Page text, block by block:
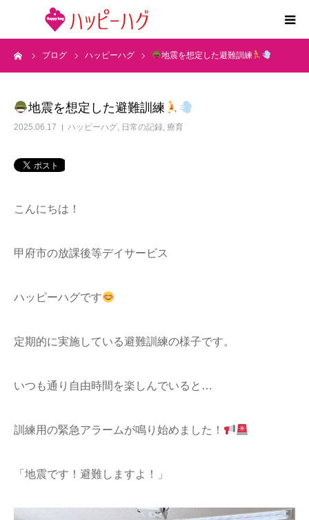
ブログ ハッピーハグ 地震を想定した避難訓練
地震を想定した避難訓練
2025.06.17 ハッピーハグ, 日常の記録, 療育
こんにちは！
甲府市の放課後等デイサービス
ハッピーハグです
定期的に実施している避難訓練の様子です。
いつも通り自由時間を楽しんでいると…
訓練用の緊急アラームが鳴り始めました！
「地震です！避難しますよ！」
2つの特徴
求人情報
運営会社